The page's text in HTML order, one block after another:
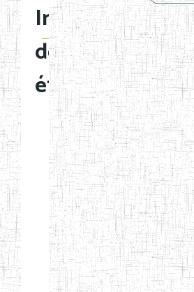
Immatriculation
des
établissements
Etablissements
d'enseignement
normal
ENI